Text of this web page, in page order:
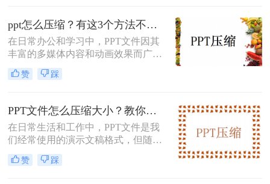
文件，以确保其大小在50M以内呢？
本文将为您提供一些实用的方法和技
巧。
ppt怎么压缩？有这3个方法不用愁！
在日常办公和学习中，PPT文件因其
丰富的多媒体内容和动画效果而广受
欢迎，但这也导致了文件体积较大，
不便于分享和存储。那么ppt怎么压缩
缩的方法，帮助用户轻松减小文件大
小。
赞 踩
PPT文件怎么压缩大小？教你几个PPT压缩方法！
在日常生活和工作中，PPT文件是我
们经常使用的演示文稿格式，但随着
内容的丰富和多媒体元素的增加，
PPT文件的大小往往会变得相当庞
赞 踩